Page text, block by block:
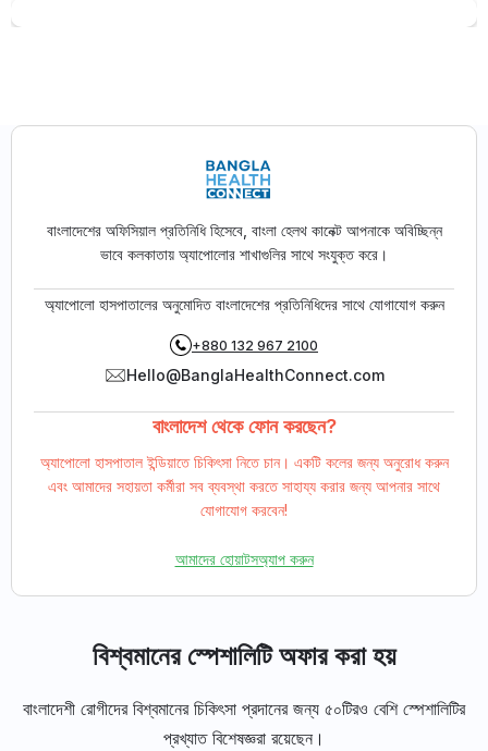
বাংলাদেশের অফিসিয়াল প্রতিনিধি হিসেবে, বাংলা হেলথ কানেক্ট আপনাকে অবিচ্ছিন্ন
ভাবে কলকাতায় অ্যাপোলোর শাখাগুলির সাথে সংযুক্ত করে।
অ্যাপোলো হাসপাতালের অনুমোদিত বাংলাদেশের প্রতিনিধিদের সাথে যোগাযোগ করুন
+880 132 967 2100
Hello@BanglaHealthConnect.com
বাংলাদেশ থেকে ফোন করছেন?
অ্যাপোলো হাসপাতাল ইন্ডিয়াতে চিকিৎসা নিতে চান। একটি কলের জন্য অনুরোধ করুন
এবং আমাদের সহায়তা কর্মীরা সব ব্যবস্থা করতে সাহায্য করার জন্য আপনার সাথে
যোগাযোগ করবেন!
আমাদের হোয়াটসঅ্যাপ করুন
বিশ্বমানের স্পেশালিটি অফার করা হয়
বাংলাদেশী রোগীদের বিশ্বমানের চিকিৎসা প্রদানের জন্য ৫০টিরও বেশি স্পেশালিটির
প্রখ্যাত বিশেষজ্ঞরা রয়েছেন।